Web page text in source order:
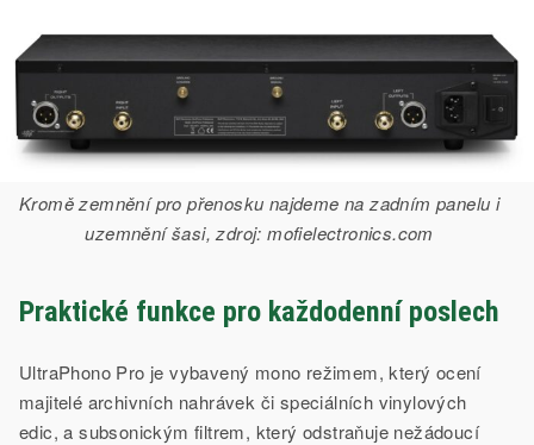
Kromě zemnění pro přenosku najdeme na zadním panelu i
uzemnění šasi, zdroj: mofielectronics.com
Praktické funkce pro každodenní poslech
UltraPhono Pro je vybavený mono režimem, který ocení
majitelé archivních nahrávek či speciálních vinylových
edic, a subsonickým filtrem, který odstraňuje nežádoucí